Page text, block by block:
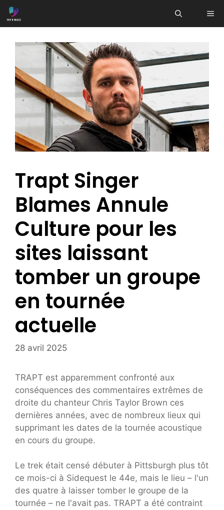
Aller
au
Trapt Singer
Blames Annule
Culture pour les
sites laissant
tomber un groupe
en tournée
actuelle
28 avril 2025
TRAPT est apparemment confronté aux
conséquences des commentaires extrêmes de
droite du chanteur Chris Taylor Brown ces
dernières années, avec de nombreux lieux qui
supprimant les dates de la tournée acoustique
en cours du groupe.
Le trek était censé débuter à Pittsburgh plus tôt
ce mois-ci à Sidequest le 44e, mais le lieu – l'un
des quatre à laisser tomber le groupe de la
tournée – ne l'avait pas. TRAPT a été contraint